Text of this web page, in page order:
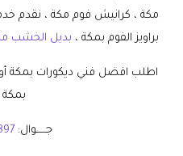
مكة ، كرانيش فوم مكة ، نقدم
براويز الفوم بمكة ، بديل الخشب
اطلب افضل فني ديكورات بمكة
بمكة
جــــــوال: